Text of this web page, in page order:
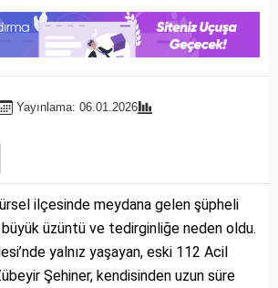
Yayınlama: 06.01.2026
ilçesinde meydana gelen şüpheli
üzüntü ve tedirginliğe neden oldu.
yalnız yaşayan, eski 112 Acil
Şehiner, kendisinden uzun süre